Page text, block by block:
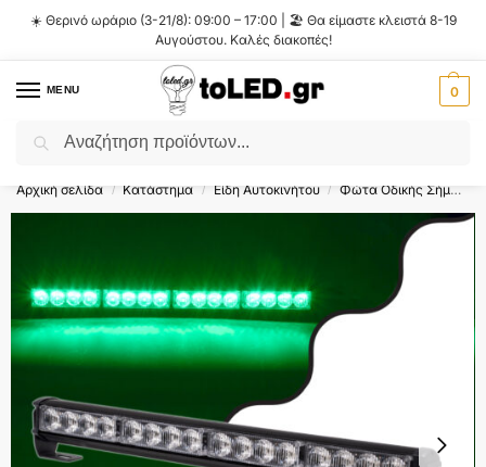
☀️ Θερινό ωράριο (3-21/8): 09:00 – 17:00 | 🏖️ Θα είμαστε κλειστά 8-19
Αυγούστου. Καλές διακοπές!
MENU 0
Flash Sale ⚡ 10% Έκπτωση με τον κωδικό
Αρχική σελίδα / Κατάστημα / Είδη Αυτοκινήτου / Φώτα Οδικής Σήμανσης